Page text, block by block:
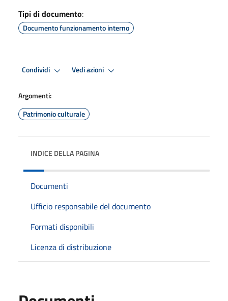
Tipi di documento:
Documento funzionamento interno
Condividi Vedi azioni
Argomenti:
Patrimonio culturale
INDICE DELLA PAGINA
Documenti
Ufficio responsabile del documento
Formati disponibili
Licenza di distribuzione